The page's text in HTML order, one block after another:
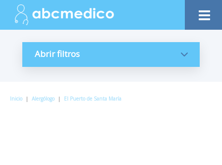
Abrir filtros
Inicio | Alergólogo | El Puerto de Santa María